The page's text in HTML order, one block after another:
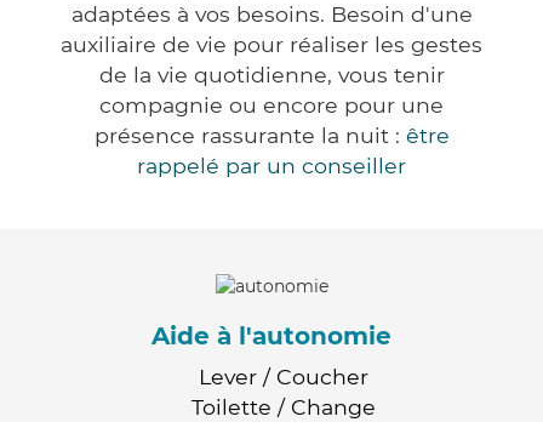
adaptées à vos besoins. Besoin d'une
auxiliaire de vie pour réaliser les gestes
de la vie quotidienne, vous tenir
compagnie ou encore pour une
présence rassurante la nuit : être
rappelé par un conseiller
Aide à l'autonomie
Lever / Coucher
Toilette / Change